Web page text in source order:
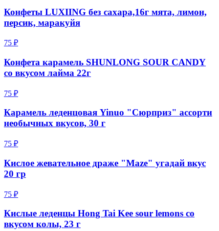
Конфеты LUXIING без сахара,16г мята, лимон,
персик, маракуйя
75 ₽
Конфета карамель SHUNLONG SOUR CANDY
со вкусом лайма 22г
75 ₽
Карамель леденцовая Yinuo "Сюрприз" ассорти
необычных вкусов, 30 г
75 ₽
Кислое жевательное драже "Maze" угадай вкус
20 гр
75 ₽
Кислые леденцы Hong Tai Kee sour lemons со
вкусом колы, 23 г